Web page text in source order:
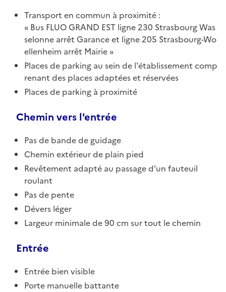
Transport en commun à proximité :
Bus FLUO GRAND EST ligne 230 Strasbourg Was
selonne arrêt Garance et ligne 205 Strasbourg-Wo
ellenheim arrêt Mairie
Places de parking au sein de l'établissement comp
renant des places adaptées et réservées
Places de parking à proximité
Chemin vers l'entrée
Pas de bande de guidage
Chemin extérieur de plain pied
Revêtement adapté au passage d’un fauteuil
roulant
Pas de pente
Dévers léger
Largeur minimale de 90 cm sur tout le chemin
Entrée
Entrée bien visible
Porte manuelle battante